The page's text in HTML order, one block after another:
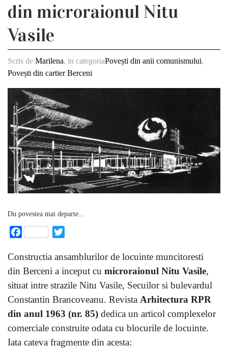
din microraionul Nitu
Vasile
Scris de Marilena, in categoriaPovești din anii comunismului,
Povești din cartier Berceni
Du povestea mai departe...
Facebook
Constructia ansamblurilor de locuinte muncitoresti
din Berceni a inceput cu microraionul Nitu Vasile,
situat intre strazile Nitu Vasile, Secuilor si bulevardul
Constantin Brancoveanu. Revista Arhitectura RPR
din anul 1963 (nr. 85) dedica un articol complexelor
comerciale construite odata cu blocurile de locuinte.
Iata cateva fragmente din acesta: